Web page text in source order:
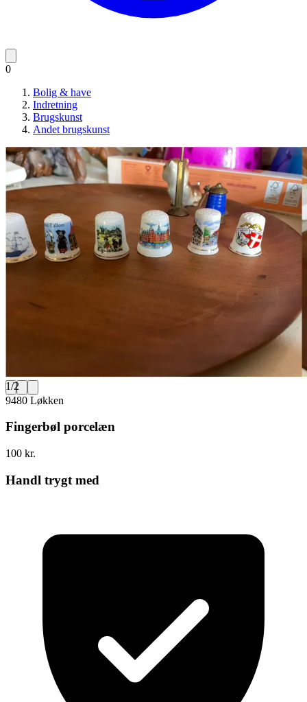
0
Bolig & have
Indretning
Brugskunst
Andet brugskunst
1/2
9480 Løkken
Fingerbøl porcelæn
100 kr.
Handl trygt med